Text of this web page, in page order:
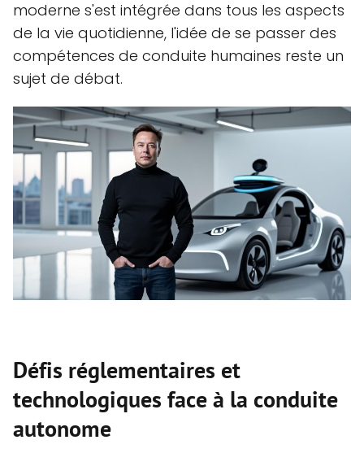
moderne s'est intégrée dans tous les aspects
de la vie quotidienne, l'idée de se passer des
compétences de conduite humaines reste un
sujet de débat.
Défis réglementaires et
technologiques face à la conduite
autonome